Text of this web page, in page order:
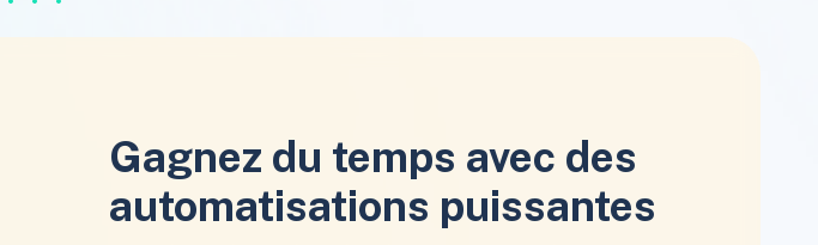
Gagnez du temps avec des
automatisations puissantes